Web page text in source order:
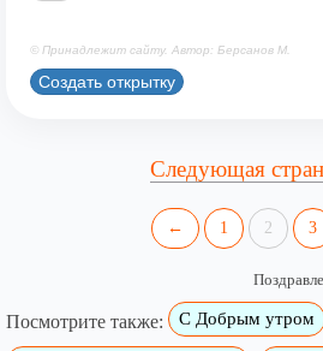
© Принадлежит сайту. Автор: Берсанов М.
Создать открытку
Следующая
← 1 2 3
Посмотрите также: С Добрым утром